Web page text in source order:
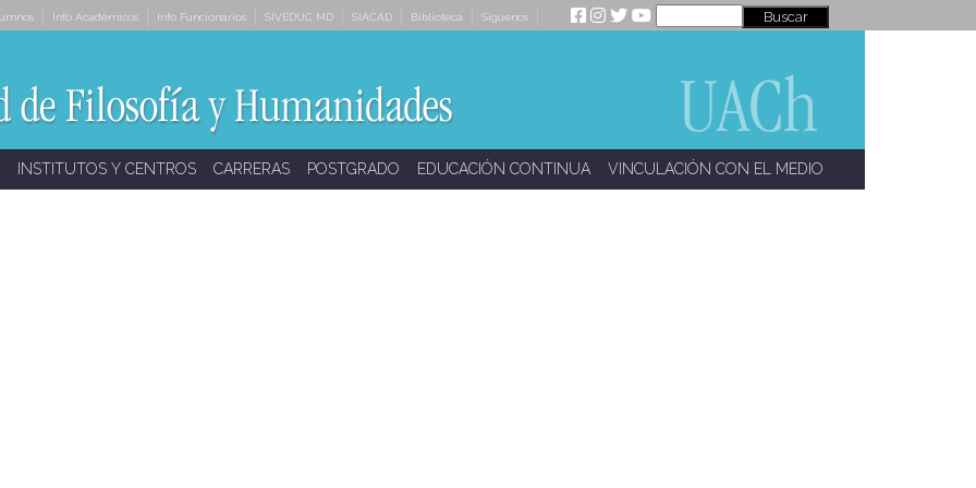
Info Académicos Info Funcionarios SIVEDUC MD SIACAD Biblioteca Síguenos
INSTITUTOS Y CENTROS CARRERAS POSTGRADO EDUCACIÓN CONTINUA VINCULACIÓN CON EL MEDIO